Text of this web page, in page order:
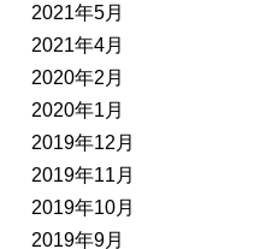
2021年5月
2021年4月
2020年2月
2020年1月
2019年12月
2019年11月
2019年10月
2019年9月